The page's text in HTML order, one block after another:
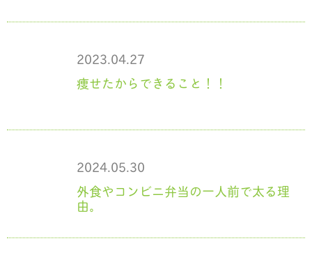
2023.04.27
痩せたからできること！！
2024.05.30
外食やコンビニ弁当の一人前で太る理
由。